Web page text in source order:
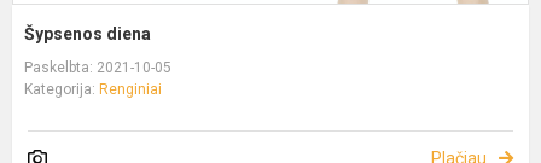
Šypsenos diena
Paskelbta: 2021-10-05
Kategorija: Renginiai
Plačiau